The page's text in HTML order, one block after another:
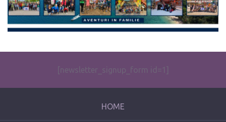
[newsletter_signup_form id=1]
HOME